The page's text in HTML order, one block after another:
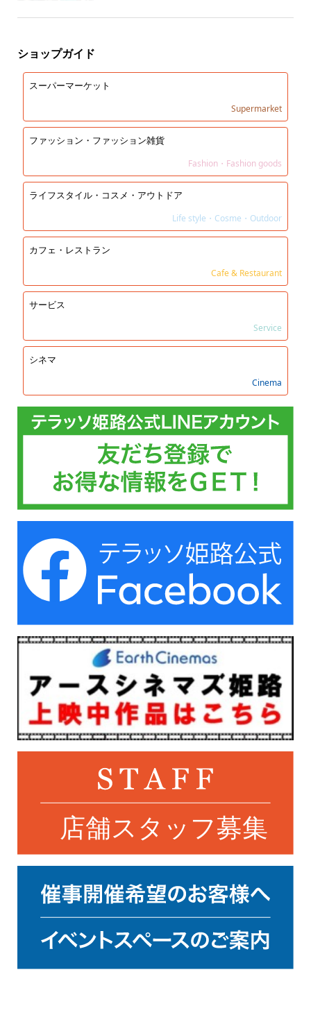
ショップガイド
スーパーマーケット
Supermarket
ファッション・ファッション雑貨
Fashion・Fashion goods
ライフスタイル・コスメ・アウトドア
Life style・Cosme・Outdoor
カフェ・レストラン
Cafe & Restaurant
サービス
Service
シネマ
Cinema